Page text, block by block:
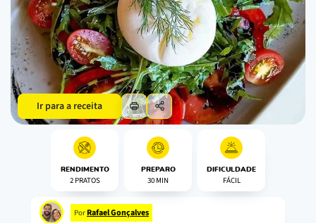
Ir para a receita
RENDIMENTO
2 PRATOS
PREPARO
30 MIN
DIFICULDADE
FÁCIL
Por Rafael Gonçalves